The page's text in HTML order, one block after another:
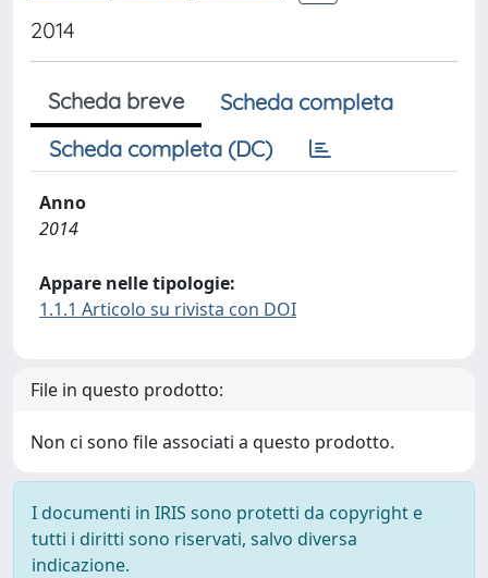
2014
Scheda breve
Scheda completa
Scheda completa (DC)
Anno
2014
Appare nelle tipologie:
1.1.1 Articolo su rivista con DOI
File in questo prodotto:
Non ci sono file associati a questo prodotto.
I documenti in IRIS sono protetti da copyright e
tutti i diritti sono riservati, salvo diversa
indicazione.